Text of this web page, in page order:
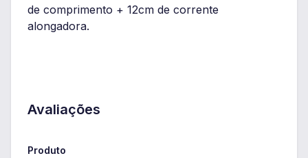
de comprimento + 12cm de corrente
alongadora.
Avaliações
Produto